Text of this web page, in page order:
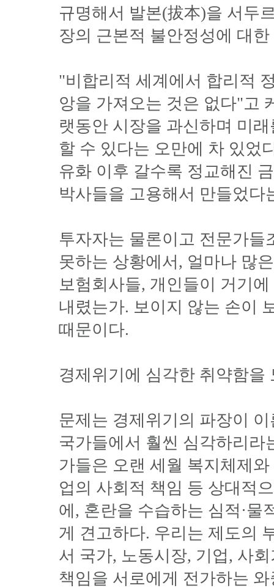
규명해서 발본(拔本)을 서두
장의 근본적 불안정성에 대
"비합리적 세계에서 합리적
앙을 가져오는 것은 없다"고
랫동안 시장을 과신하며 미
할 수 있다는 오만에 차 있었
유화 이후 갈수록 정교해진
박사들을 고용해서 만들었
투자자는 물론이고 전문가
못하는 상황에서, 얼마나 많
보험회사들, 개인들이 거기
내렸는가. 보이지 않는 손이
때문이다.
경제위기에 심각한 취약함을
문제는 경제위기의 파장이
국가들에서 훨씬 심각하리라
가들은 오랜 세월 복지체제
업의 사회적 책임 등 상대적
에, 혼란을 수습하는 심적·물
게 견고하다. 우리는 제도의
서 국가, 노동시장, 기업, 사
책임을 서로에게 전가하는